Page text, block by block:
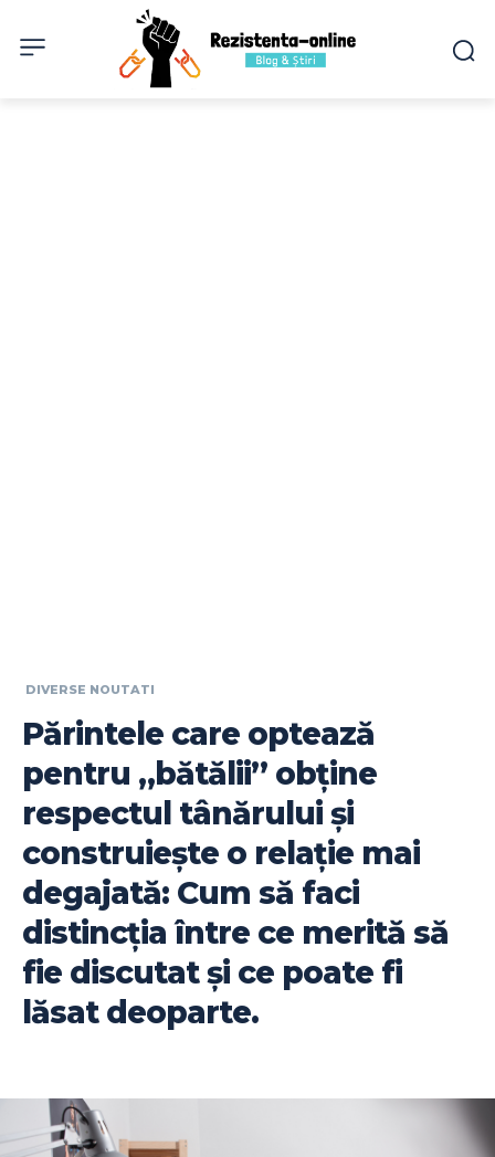
DIVERSE NOUTATI
Părintele care optează
pentru „bătălii” obține
respectul tânărului și
construiește o relație mai
degajată: Cum să faci
distincția între ce merită să
fie discutat și ce poate fi
lăsat deoparte.